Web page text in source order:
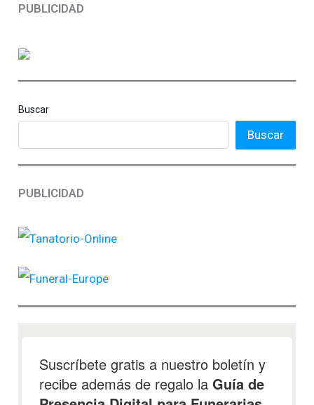
PUBLICIDAD
Buscar
Buscar
PUBLICIDAD